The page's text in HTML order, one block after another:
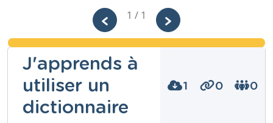
1 / 1
J'apprends à
utiliser un
dictionnaire
1 0 0